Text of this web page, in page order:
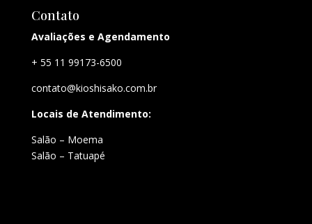
Contato
Avaliações e Agendamento
+ 55 11 99173-6500
contato@kioshisako.com.br
Locais de Atendimento:
Salão – Moema
Salão – Tatuapé